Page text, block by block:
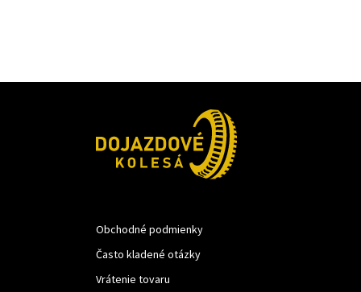
Obchodné podmienky
Často kladené otázky
Vrátenie tovaru